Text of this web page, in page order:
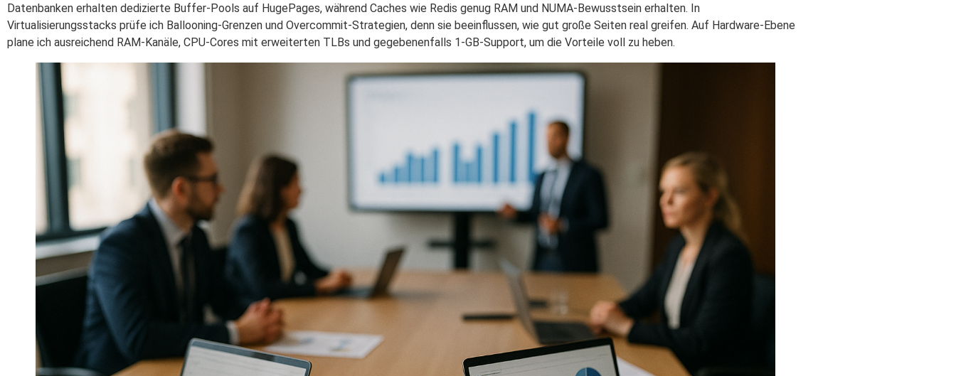
Datenbanken erhalten dedizierte Buffer‑Pools auf HugePages, während Caches wie Redis genug RAM und NUMA‑Bewusstsein erhalten. In
Virtualisierungsstacks prüfe ich Ballooning‑Grenzen und Overcommit‑Strategien, denn sie beeinflussen, wie gut große Seiten real greifen. Auf Hardware‑Ebene
plane ich ausreichend RAM‑Kanäle, CPU‑Cores mit erweiterten TLBs und gegebenenfalls 1‑GB‑Support, um die Vorteile voll zu heben.